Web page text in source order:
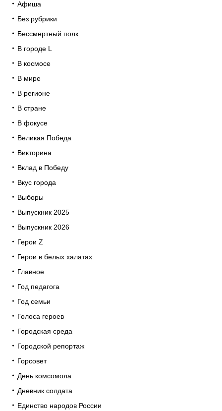
Афиша
Без рубрики
Бессмертный полк
В городе L
В космосе
В мире
В регионе
В стране
В фокусе
Великая Победа
Викторина
Вклад в Победу
Вкус города
Выборы
Выпускник 2025
Выпускник 2026
Герои Z
Герои в белых халатах
Главное
Год педагога
Год семьи
Голоса героев
Городская среда
Городской репортаж
Горсовет
День комсомола
Дневник солдата
Единство народов России